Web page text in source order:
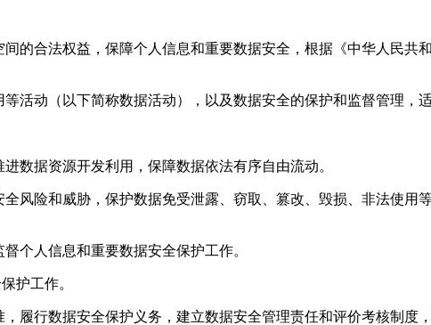
的合法权益，保障个人信息和重要数据安全，根据《中华人民共
活动（以下简称数据活动），以及数据安全的保护和监督管理，
数据资源开发利用，保障数据依法有序自由流动。
风险和威胁，保护数据免受泄露、窃取、篡改、毁损、非法使用
个人信息和重要数据安全保护工作。
护工作。
履行数据安全保护义务，建立数据安全管理责任和评价考核制度